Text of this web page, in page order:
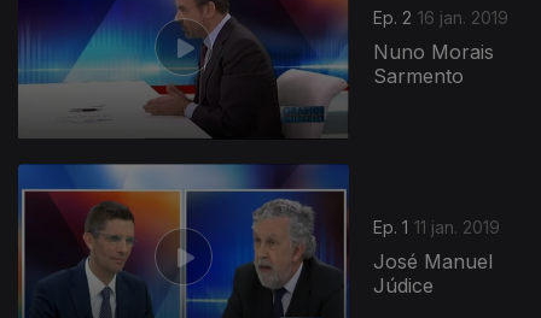
Ep. 2 16 jan. 2019
Nuno Morais
Sarmento
Ep. 1 11 jan. 2019
José Manuel
Júdice